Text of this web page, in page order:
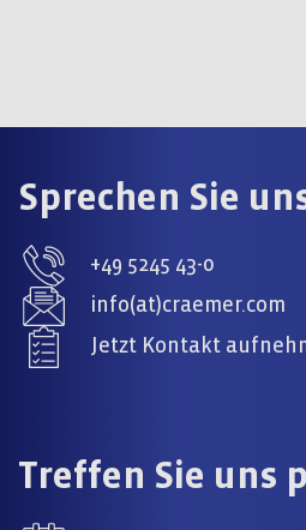
Sprechen Sie
+49 5245 43-0
info(at)craemer.com
Jetzt Kontakt
Treffen Sie uns